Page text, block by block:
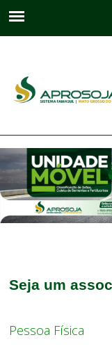
Seja um
Pessoa Física